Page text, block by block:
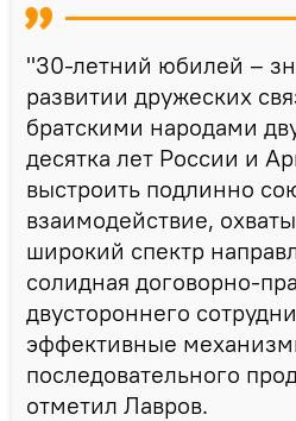
"30-летний юбилей –
развитии дружеских
братскими народами
десятка лет России и
выстроить подлинно
взаимодействие,
широкий спектр
солидная договорно-
двустороннего
эффективные
последовательного
отметил Лавров.